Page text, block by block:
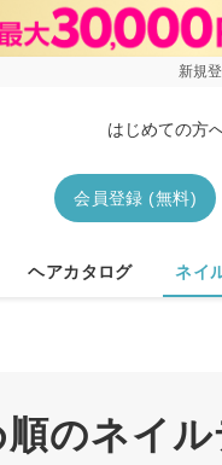
新規
はじめての方
会員登録 (無料)
ヘアカタログ ネイ
のネイ